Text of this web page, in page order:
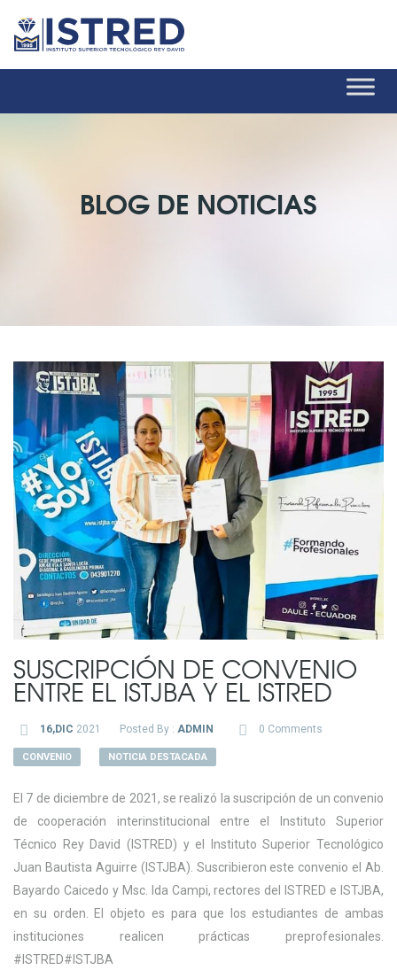
BLOG DE NOTICIAS
SUSCRIPCIÓN DE CONVENIO
ENTRE EL ISTJBA Y EL ISTRED
16,DIC 2021 Posted By : ADMIN 0 Comments
CONVENIO NOTICIA DESTACADA
El 7 de diciembre de 2021, se realizó la suscripción de un convenio
de cooperación interinstitucional entre el Instituto Superior
Técnico Rey David (ISTRED) y el Instituto Superior Tecnológico
Juan Bautista Aguirre (ISTJBA). Suscribieron este convenio el Ab.
Bayardo Caicedo y Msc. Ida Campi, rectores del ISTRED e ISTJBA,
en su orden. El objeto es para que los estudiantes de ambas
instituciones realicen prácticas preprofesionales.
#ISTRED#ISTJBA